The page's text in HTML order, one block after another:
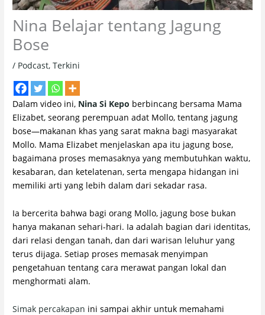
Nina Belajar tentang Jagung
Bose
/ Podcast,Terkini
Dalam video ini, Nina Si Kepo berbincang bersama Mama
Elizabet, seorang perempuan adat Mollo, tentang jagung
bose—makanan khas yang sarat makna bagi masyarakat
Mollo. Mama Elizabet menjelaskan apa itu jagung bose,
bagaimana proses memasaknya yang membutuhkan waktu,
kesabaran, dan ketelatenan, serta mengapa hidangan ini
memiliki arti yang lebih dalam dari sekadar rasa.
Ia bercerita bahwa bagi orang Mollo, jagung bose bukan
hanya makanan sehari-hari. Ia adalah bagian dari identitas,
dari relasi dengan tanah, dan dari warisan leluhur yang
terus dijaga. Setiap proses memasak menyimpan
pengetahuan tentang cara merawat pangan lokal dan
menghormati alam.
Simak percakapan ini sampai akhir untuk memahami